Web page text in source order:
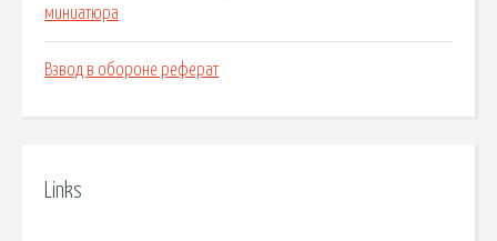
миниатюра
Взвод в обороне реферат
Links